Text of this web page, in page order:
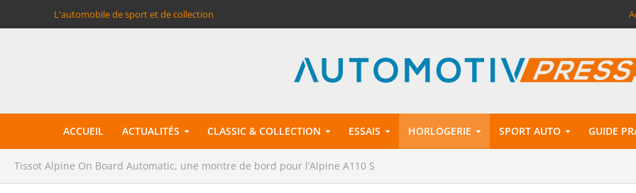
L'automobile de sport et de collection
ACCUEIL ACTUALITÉS CLASSIC & COLLECTION ESSAIS HORLOGERIE SPORT AUTO GUIDE
Tissot Alpine On Board Automatic, une montre de bord pour l’Alpine A110 S